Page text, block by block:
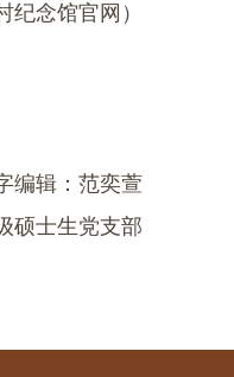
纪念馆官网）
编辑：范奕萱
硕士生党支部